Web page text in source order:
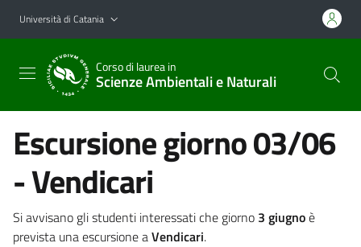
Vai al contenuto principale
Vai al menu di navigazione
Università di Catania
Corso di laurea in
Scienze Ambientali e Naturali
Escursione giorno 03/06
- Vendicari
Si avvisano gli studenti interessati che giorno 3 giugnoè
prevista una escursione aVendicari.